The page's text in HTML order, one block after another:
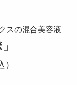
スの混合美容液